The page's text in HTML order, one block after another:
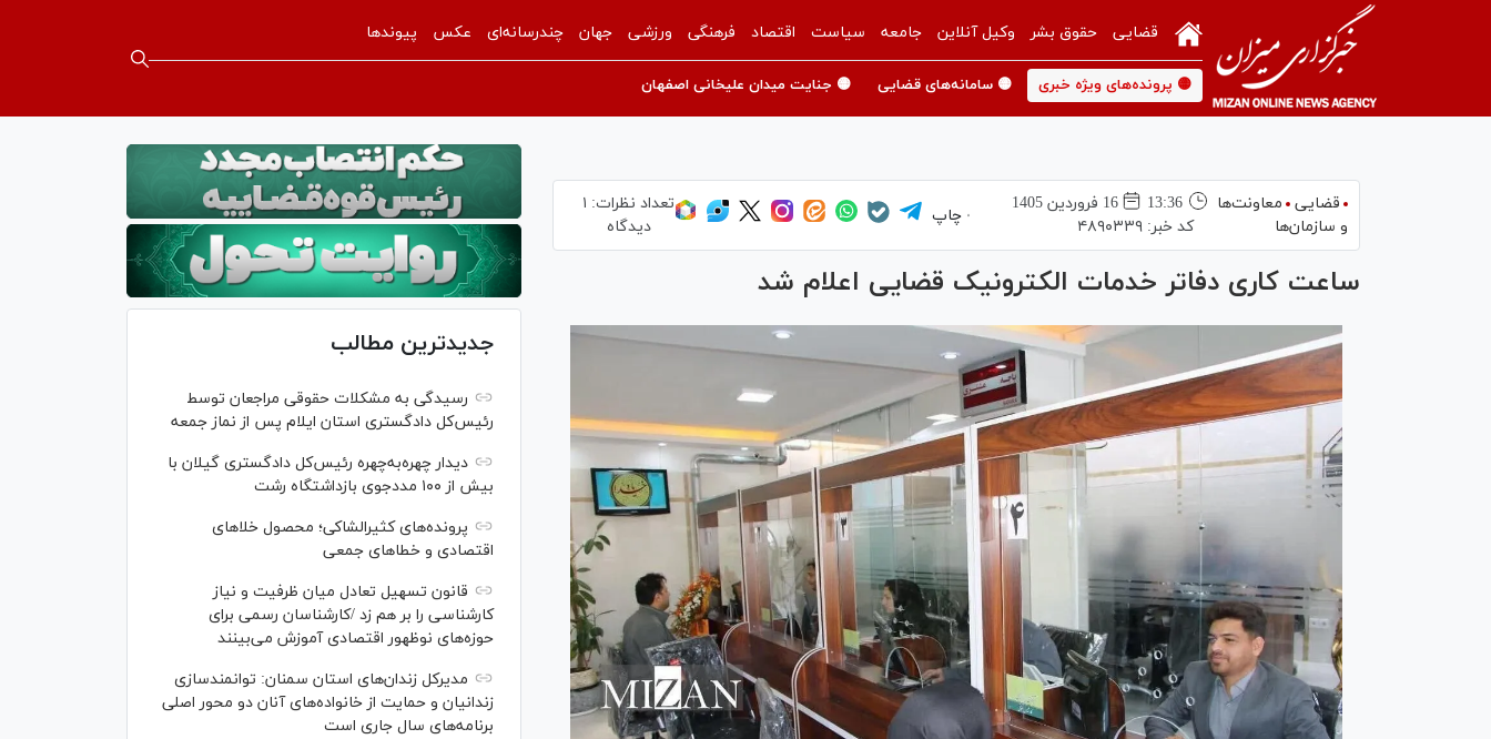
قضایی حقوق بشر وکیل آنلاین جامعه سیاست اقتصاد فرهنگی ورزشی جهان چندرسانه‌ای عکس پیوندها
🟡 پرونده‌های ویژه خبری 🟡 سامانه‌های قضایی 🟡 جنایت میدان علیخانی اصفهان
قضایی
معاونت‌ها
و سازمان‌ها
13:36
16 فروردين 1405
کد خبر: ۴۸۹۰۳۳۹
چاپ
تعداد نظرات: ۱
دیدگاه
ساعت کاری دفاتر خدمات الکترونیک قضایی اعلام شد
جدیدترین مطالب
رسیدگی به مشکلات حقوقی مراجعان توسط
رئیس‌کل دادگستری استان ایلام پس از نماز جمعه
دیدار چهره‌به‌چهره رئیس‌کل دادگستری گیلان با
بیش از ۱۰۰ مددجوی بازداشتگاه رشت
پرونده‌های کثیرالشاکی؛ محصول خلا‌های
اقتصادی و خطا‌های جمعی
قانون تسهیل تعادل میان ظرفیت و نیاز
کارشناسی را بر هم زد /کارشناسان رسمی برای
حوزه‌های نوظهور اقتصادی آموزش می‌بینند
مدیرکل زندان‌های استان سمنان: توانمندسازی
زندانیان و حمایت از خانواده‌های آنان دو محور اصلی
برنامه‌های سال جاری است